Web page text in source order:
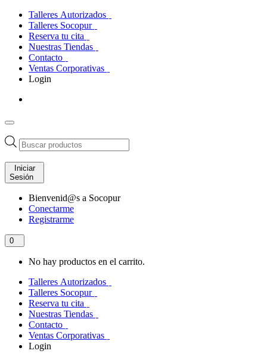
Talleres Autorizados
Talleres Socopur
Reserva tu cita
Nuestras Tiendas
Contacto
Ventas Corporativas
Login
Búsqueda
de
productos
Iniciar
Sesión
Bienvenid@s a Socopur
Conectarme
Registrarme
0
No hay productos en el carrito.
Talleres Autorizados
Talleres Socopur
Reserva tu cita
Nuestras Tiendas
Contacto
Ventas Corporativas
Login